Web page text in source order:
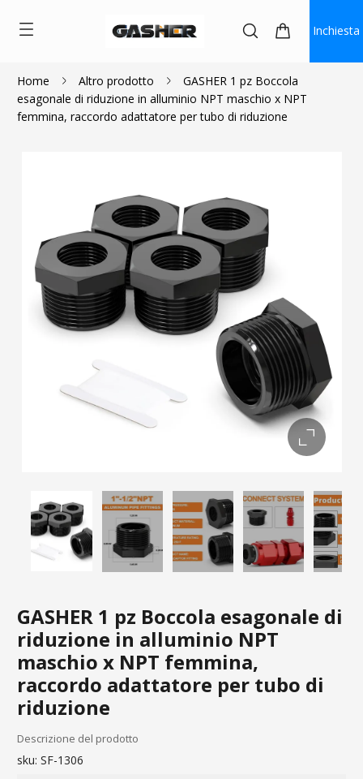
Inchiesta
Home Altro prodotto
GASHER 1 pz Boccola
esagonale di riduzione in alluminio NPT maschio x NPT
femmina, raccordo adattatore per tubo di riduzione
GASHER 1 pz Boccola esagonale di
riduzione in alluminio NPT
maschio x NPT femmina,
raccordo adattatore per tubo di
riduzione
$5.75 $3.00
Descrizione del prodotto
sku: SF-1306